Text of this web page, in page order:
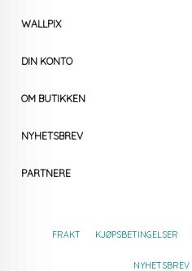
WALLPIX
DIN KONTO
OM BUTIKKEN
NYHETSBREV
PARTNERE
FRAKT KJØPSBETINGELSER
NYHETSBREV